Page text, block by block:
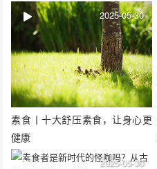
素食丨十大舒压素食，让身心更
健康
2025-05-30
2025-05-30